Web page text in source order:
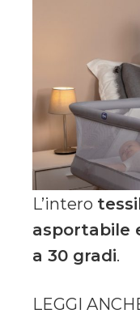
L’intero
asportabile
a 30 gradi.
LEGGI